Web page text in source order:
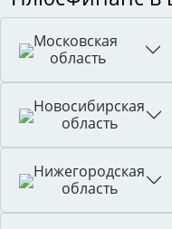
Московская
область
Новосибирская
область
Нижегородская
область